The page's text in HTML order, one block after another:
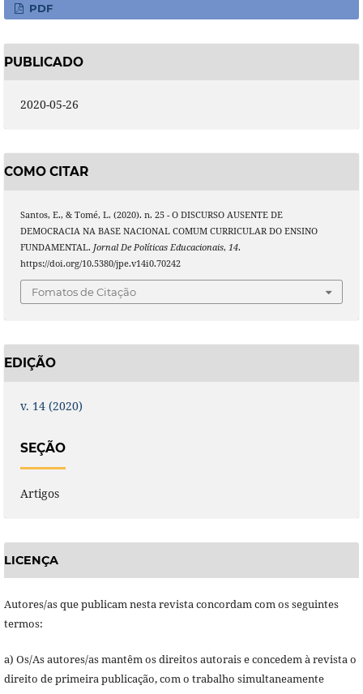
PDF
PUBLICADO
2020-05-26
COMO CITAR
Santos, E., & Tomé, L. (2020). n. 25 - O DISCURSO AUSENTE DE
DEMOCRACIA NA BASE NACIONAL COMUM CURRICULAR DO ENSINO
FUNDAMENTAL. Jornal De Políticas Educacionais, 14.
https://doi.org/10.5380/jpe.v14i0.70242
Fomatos de Citação
EDIÇÃO
v. 14 (2020)
SEÇÃO
Artigos
LICENÇA
Autores/as que publicam nesta revista concordam com os seguintes
termos:
a) Os/As autores/as mantêm os direitos autorais e concedem à revista o
direito de primeira publicação, com o trabalho simultaneamente